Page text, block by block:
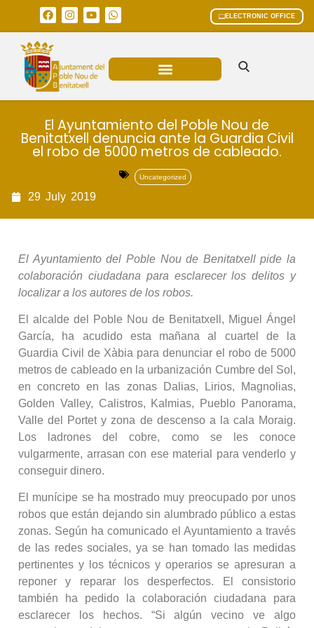
ELECTRONIC OFFICE
El Ayuntamiento del Poble Nou de
Benitatxell denuncia ante la Guardia Civil
el robo de 5000 metros de cableado.
Uncategorized
29 July 2019
El Ayuntamiento del Poble Nou de Benitatxell pide la
colaboración ciudadana para esclarecer los delitos y
localizar a los autores de los robos.
El alcalde del Poble Nou de Benitatxell, Miguel Ángel
García, ha acudido esta mañana al cuartel de la
Guardia Civil de Xàbia para denunciar el robo de 5000
metros de cableado en la urbanización Cumbre del Sol,
en concreto en las zonas Dalias, Lirios, Magnolias,
Golden Valley, Calistros, Kalmias, Pueblo Panorama,
Valle del Portet y zona de descenso a la cala Moraig.
Los ladrones del cobre, como se les conoce
vulgarmente, arrasan con ese material para venderlo y
conseguir dinero.
El munícipe se ha mostrado muy preocupado por unos
robos que están dejando sin alumbrado público a estas
zonas. Según ha comunicado el Ayuntamiento a través
de las redes sociales, ya se han tomado las medidas
pertinentes y los técnicos y operarios se apresuran a
reponer y reparar los desperfectos. El consistorio
también ha pedido la colaboración ciudadana para
esclarecer los hechos. “Si algún vecino ve algo